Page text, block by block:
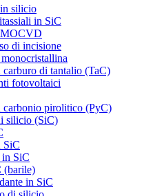
silicio
in SiC
MOCVD
di incisione
di tantalio (TaC)
fotovoltaici
carbonio pirolitico (PyC)
silicio (SiC)
SiC
in SiC
(barile)
in SiC